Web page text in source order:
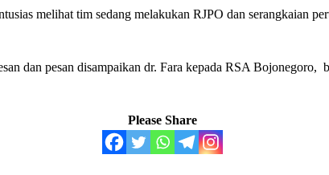
melihat tim sedang melakukan RJPO dan serangkaian
dan pesan disampaikan dr. Fara kepada RSA Bojonegoro,
Please Share